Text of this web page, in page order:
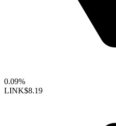
0.09%
LINK$8.19